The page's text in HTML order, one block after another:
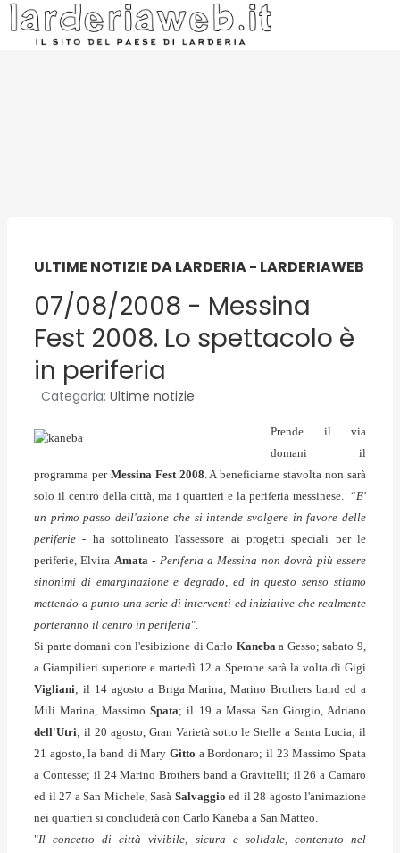
ULTIME NOTIZIE DA LARDERIA - LARDERIAWEB
07/08/2008 - Messina
Fest 2008. Lo spettacolo è
in periferia
Categoria: Ultime notizie
Prende il via
domani il
programma per Messina Fest 2008. A beneficiarne stavolta non sarà
solo il centro della città, ma i quartieri e la periferia messinese. “E'
un primo passo dell'azione che si intende svolgere in favore delle
periferie - ha sottolineato l'assessore ai progetti speciali per le
periferie, Elvira Amata- Periferia a Messina non dovrà più essere
sinonimi di emarginazione e degrado, ed in questo senso stiamo
mettendo a punto una serie di interventi ed iniziative che realmente
porteranno il centro in periferia".
Si parte domani con l'esibizione di Carlo Kanebaa Gesso; sabato 9,
a Giampilieri superiore e martedì 12 a Sperone sarà la volta di Gigi
Vigliani; il 14 agosto a Briga Marina, Marino Brothers band ed a
Mili Marina, MassimoSpata; il 19 a Massa San Giorgio, Adriano
dell'Utri; il 20 agosto, Gran Varietà sotto le Stelle a Santa Lucia; il
21 agosto, la band di Mary Gitto a Bordonaro; il 23 Massimo Spata
a Contesse; il 24 Marino Brothers band a Gravitelli; il 26 a Camaro
ed il 27 a San Michele, Sasà Salvaggio ed il 28 agosto l'animazione
nei quartieri si concluderà con Carlo Kaneba a San Matteo.
"Il concetto di città vivibile, sicura e solidale, contenuto nel